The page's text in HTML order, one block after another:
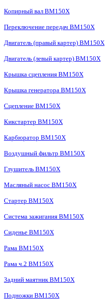
Копирный вал BM150X
Переключение передач BM150X
Двигатель (правый картер) BM150X
Двигатель (левый картер) BM150X
Крышка сцепления BM150X
Крышка генератора BM150X
Сцепление BM150X
Кикстартер BM150X
Карбюратор BM150X
Воздушный фильтр BM150X
Глушитель BM150X
Масляный насос BM150X
Стартер BM150X
Система зажигания BM150X
Сиденье BM150X
Рама BM150X
Рама ч.2 BM150X
Задний маятник BM150X
Подножки BM150X